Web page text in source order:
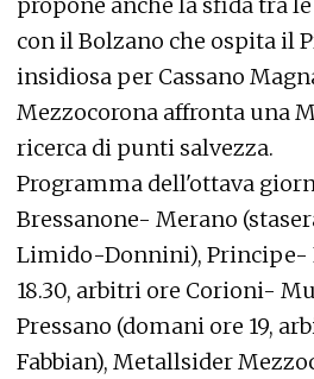
con il Bolzano che ospita il
insidiosa per Cassano
Mezzocorona affronta una
ricerca di punti salvezza.
Programma dell'ottava
Bressanone- Merano
Limido-Donnini), Principe-
18.30, arbitri ore Corioni-
Pressano (domani ore 19,
Fabbian), Metallsider